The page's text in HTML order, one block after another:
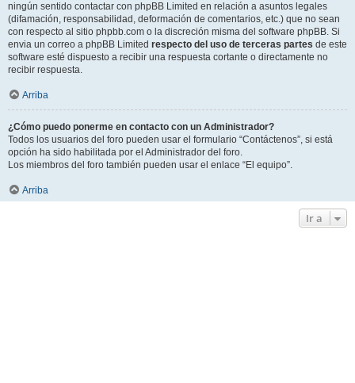
ningún sentido contactar con phpBB Limited en relación a asuntos legales
(difamación, responsabilidad, deformación de comentarios, etc.) que no sean
con respecto al sitio phpbb.com o la discreción misma del software phpBB. Si
envia un correo a phpBB Limited respecto del uso de terceras partes de este
software esté dispuesto a recibir una respuesta cortante o directamente no
recibir respuesta.
Arriba
¿Cómo puedo ponerme en contacto con un Administrador?
Todos los usuarios del foro pueden usar el formulario “Contáctenos”, si está
opción ha sido habilitada por el Administrador del foro.
Los miembros del foro también pueden usar el enlace “El equipo”.
Arriba
Ir a